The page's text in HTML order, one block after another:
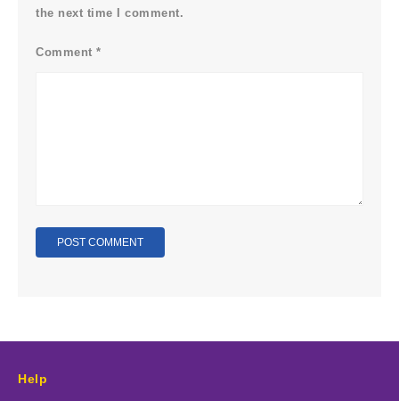
the next time I comment.
Comment *
Help